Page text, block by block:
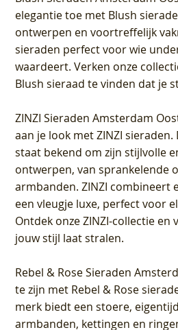
elegantie toe met Blush
ontwerpen en voortreffelijk
sieraden perfect voor wie
waardeert. Verken onze
Blush sieraad te vinden dat je
ZINZI Sieraden Amsterdam
aan je look met ZINZI
staat bekend om zijn stijlvolle
ontwerpen, van sprankelende
armbanden. ZINZI combineert
een vleugje luxe, perfect voor
Ontdek onze ZINZI-collectie en
jouw stijl laat stralen.
Rebel & Rose Sieraden
te zijn met Rebel & Rose
merk biedt een stoere,
armbanden, kettingen en